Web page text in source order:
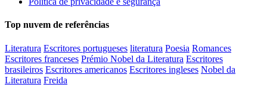
Top nuvem de referências
Literatura Escritores portugueses literatura Poesia Romances
Escritores franceses Prémio Nobel da Literatura Escritores
brasileiros Escritores americanos Escritores ingleses Nobel da
Literatura Freida